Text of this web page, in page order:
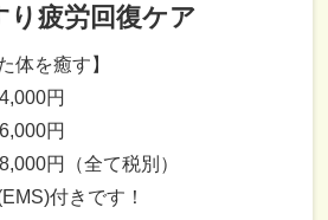
り疲労回復ケア
を癒す】
円
円
円（全て税別）
付きです！